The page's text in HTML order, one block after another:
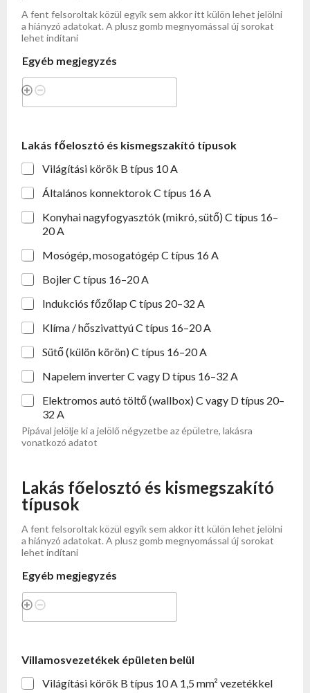
A fent felsoroltak közül egyik sem akkor itt külön lehet jelölni
a hiányzó adatokat. A plusz gomb megnyomással új sorokat
lehet indítani
Egyéb megjegyzés
Lakás főelosztó és kismegszakító típusok
Világítási körök B típus 10 A
Általános konnektorok C típus 16 A
Konyhai nagyfogyasztók (mikró, sütő) C típus 16–
20 A
Mosógép, mosogatógép C típus 16 A
Bojler C típus 16–20 A
Indukciós főzőlap C típus 20–32 A
Klíma / hőszivattyú C típus 16–20 A
Sütő (külön körön) C típus 16–20 A
Napelem inverter C vagy D típus 16–32 A
Elektromos autó töltő (wallbox) C vagy D típus 20–
32 A
Pipával jelölje ki a jelölő négyzetbe az épületre, lakásra
vonatkozó adatot
Lakás főelosztó és kismegszakító
típusok
A fent felsoroltak közül egyik sem akkor itt külön lehet jelölni
a hiányzó adatokat. A plusz gomb megnyomással új sorokat
lehet indítani
Egyéb megjegyzés
Villamosvezetékek épületen belül
Világítási körök B típus 10 A 1,5 mm² vezetékkel